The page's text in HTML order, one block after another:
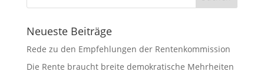
Neueste Beiträge
Rede zu den Empfehlungen der Rentenkommission
Die Rente braucht breite demokratische Mehrheiten